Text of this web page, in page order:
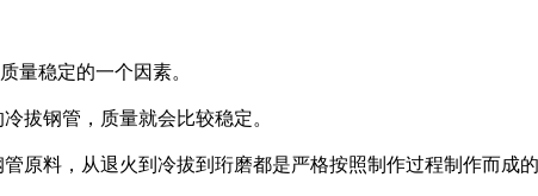
量稳定的一个因素。
拔钢管，质量就会比较稳定。
原料，从退火到冷拔到珩磨都是严格按照制作过程制作而成